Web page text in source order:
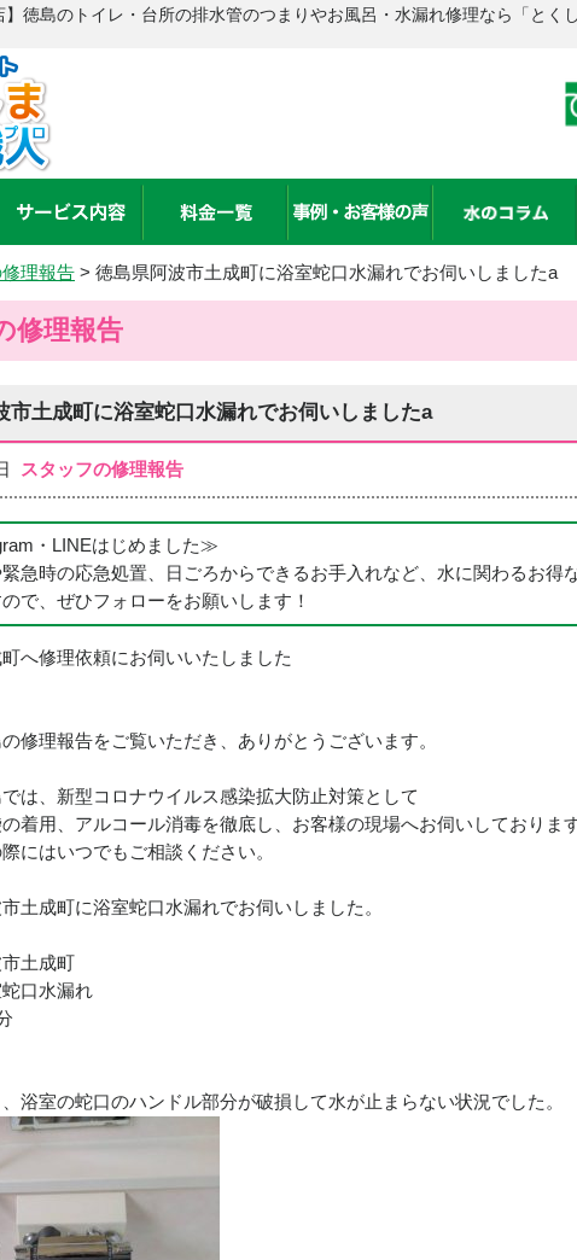
】徳島のトイレ・台所の排水管のつまりやお風呂・水漏れ修理なら「と
理報告 > 徳島県阿波市土成町に浴室蛇口水漏れでお伺いしましたa
修理報告
市土成町に浴室蛇口水漏れでお伺いしましたa
スタッフの修理報告
・LINEはじめました≫
急時の応急処置、日ごろからできるお手入れなど、水に関わるお得
で、ぜひフォローをお願いします！
へ修理依頼にお伺いいたしました
修理報告をご覧いただき、ありがとうございます。
は、新型コロナウイルス感染拡大防止対策として
着用、アルコール消毒を徹底し、お客様の現場へお伺いしております
にはいつでもご相談ください。
土成町に浴室蛇口水漏れでお伺いしました。
市土成町
蛇口水漏れ
浴室の蛇口のハンドル部分が破損して水が止まらない状況でした。